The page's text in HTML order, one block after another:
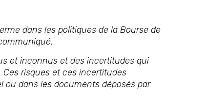
dans les politiques de la Bourse de
et inconnus et des incertitudes qui
risques et ces incertitudes
ou dans les documents déposés par